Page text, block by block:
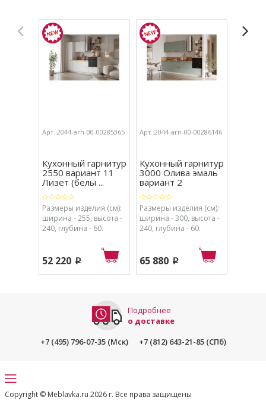
Арт.:2044-arn-00-00285365
Кухонный гарнитур
2550 вариант 11
Лизет (белы ...
Размеры изделия (см):
ширина - 255, высота -
240, глубина - 60.
52 220 p
Арт.:2044-arn-00-00286146
Кухонный гарнитур
3000 Олива эмаль
вариант 2
Размеры изделия (см):
ширина - 300, высота -
240, глубина - 60.
65 880 p
Подробнее
о доставке
+7 (495) 796-07-35 (Мск)
+7 (812) 643-21-85 (СПб)
Copyright © Meblavka.ru 2026 г. Все права защищены